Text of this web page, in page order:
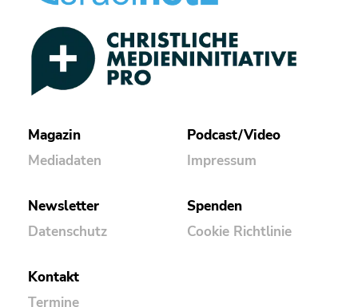
Magazin
Mediadaten
Podcast/Video
Impressum
Newsletter
Datenschutz
Spenden
Cookie Richtlinie
Kontakt
Termine